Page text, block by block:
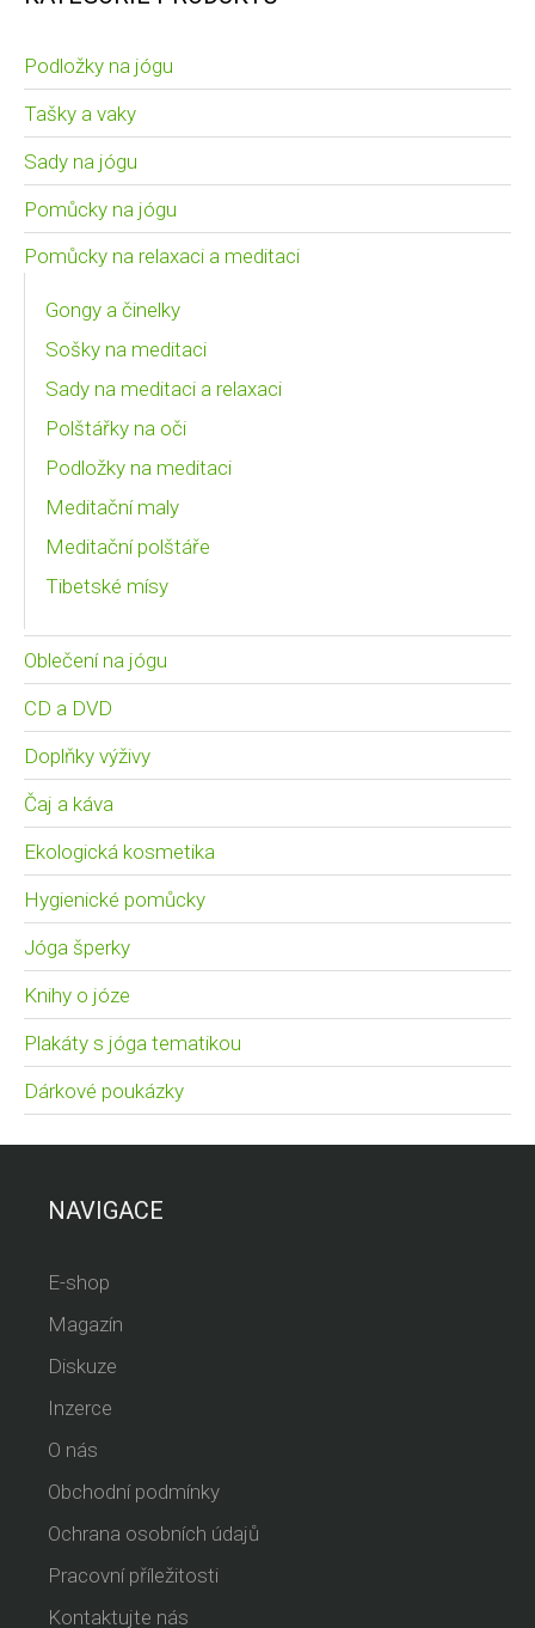
Podložky na jógu
Tašky a vaky
Sady na jógu
Pomůcky na jógu
Pomůcky na relaxaci a meditaci
Gongy a činelky
Sošky na meditaci
Sady na meditaci a relaxaci
Polštářky na oči
Podložky na meditaci
Meditační maly
Meditační polštáře
Tibetské mísy
Oblečení na jógu
CD a DVD
Doplňky výživy
Čaj a káva
Ekologická kosmetika
Hygienické pomůcky
Jóga šperky
Knihy o józe
Plakáty s jóga tematikou
Dárkové poukázky
NAVIGACE
E-shop
Magazín
Diskuze
Inzerce
O nás
Obchodní podmínky
Ochrana osobních údajů
Pracovní příležitosti
Kontaktujte nás